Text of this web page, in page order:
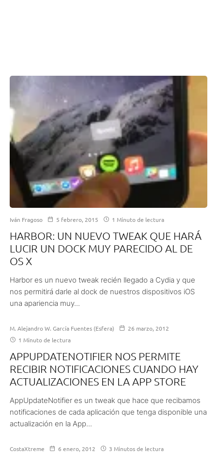
Iván Fragoso 5 febrero, 2015 1 Minuto de lectura
HARBOR: UN NUEVO TWEAK QUE HARÁ
LUCIR UN DOCK MUY PARECIDO AL DE
OS X
Harbor es un nuevo tweak recién llegado a Cydia y que
nos permitirá darle al dock de nuestros dispositivos iOS
una apariencia muy...
M. Alejandro W. García Fuentes (Esfera)
26 marzo, 2012
1 Minuto de lectura
APPUPDATENOTIFIER NOS PERMITE
RECIBIR NOTIFICACIONES CUANDO HAY
ACTUALIZACIONES EN LA APP STORE
AppUpdateNotifier es un tweak que hace que recibamos
notificaciones de cada aplicación que tenga disponible una
actualización en la App...
CostaXtreme 6 enero, 2012 3 Minutos de lectura